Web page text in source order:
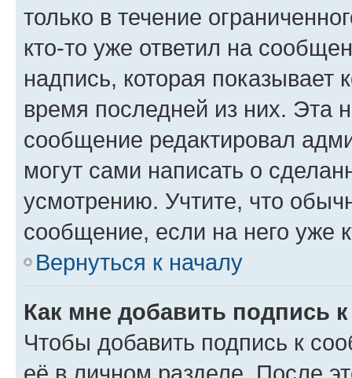
только в течение
кто-то уже ответил на
надпись, которая показывает
время последней из них. Эта
сообщение редактировал
могут сами написать о
усмотрению. Учтите, что
сообщение, если на него уже
Вернуться к началу
Как мне добавить подпись
Чтобы добавить подпись к